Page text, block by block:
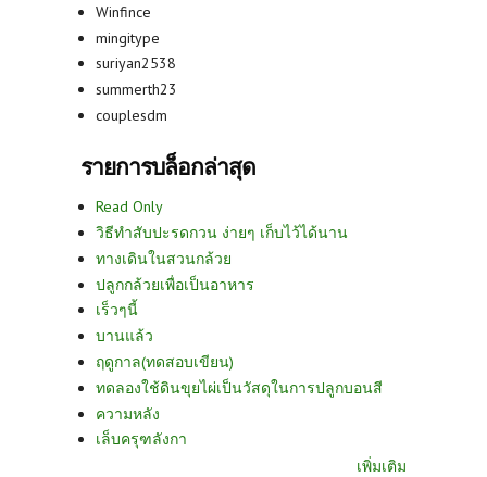
Winfince
mingitype
suriyan2538
summerth23
couplesdm
รายการบล็อกล่าสุด
Read Only
วิธีทำสับปะรดกวน ง่ายๆ เก็บไว้ได้นาน
ทางเดินในสวนกล้วย
ปลูกกล้วยเพื่อเป็นอาหาร
เร็วๆนี้
บานแล้ว
ฤดูกาล(ทดสอบเขียน)
ทดลองใช้ดินขุยไผ่เป็นวัสดุในการปลูกบอนสี
ความหลัง
เล็บครุฑลังกา
เพิ่มเติม